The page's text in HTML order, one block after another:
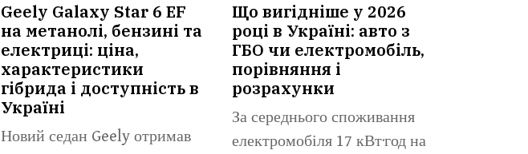
Geely Galaxy Star 6 EF
на метанолі, бензині та
електриці: ціна,
характеристики
гібрида і доступність в
Україні
Новий седан Geely отримав
Що вигідніше у 2026
році в Україні: авто з
ГБО чи електромобіль,
порівняння і
розрахунки
За середнього споживання
електромобіля 17 кВт·год на